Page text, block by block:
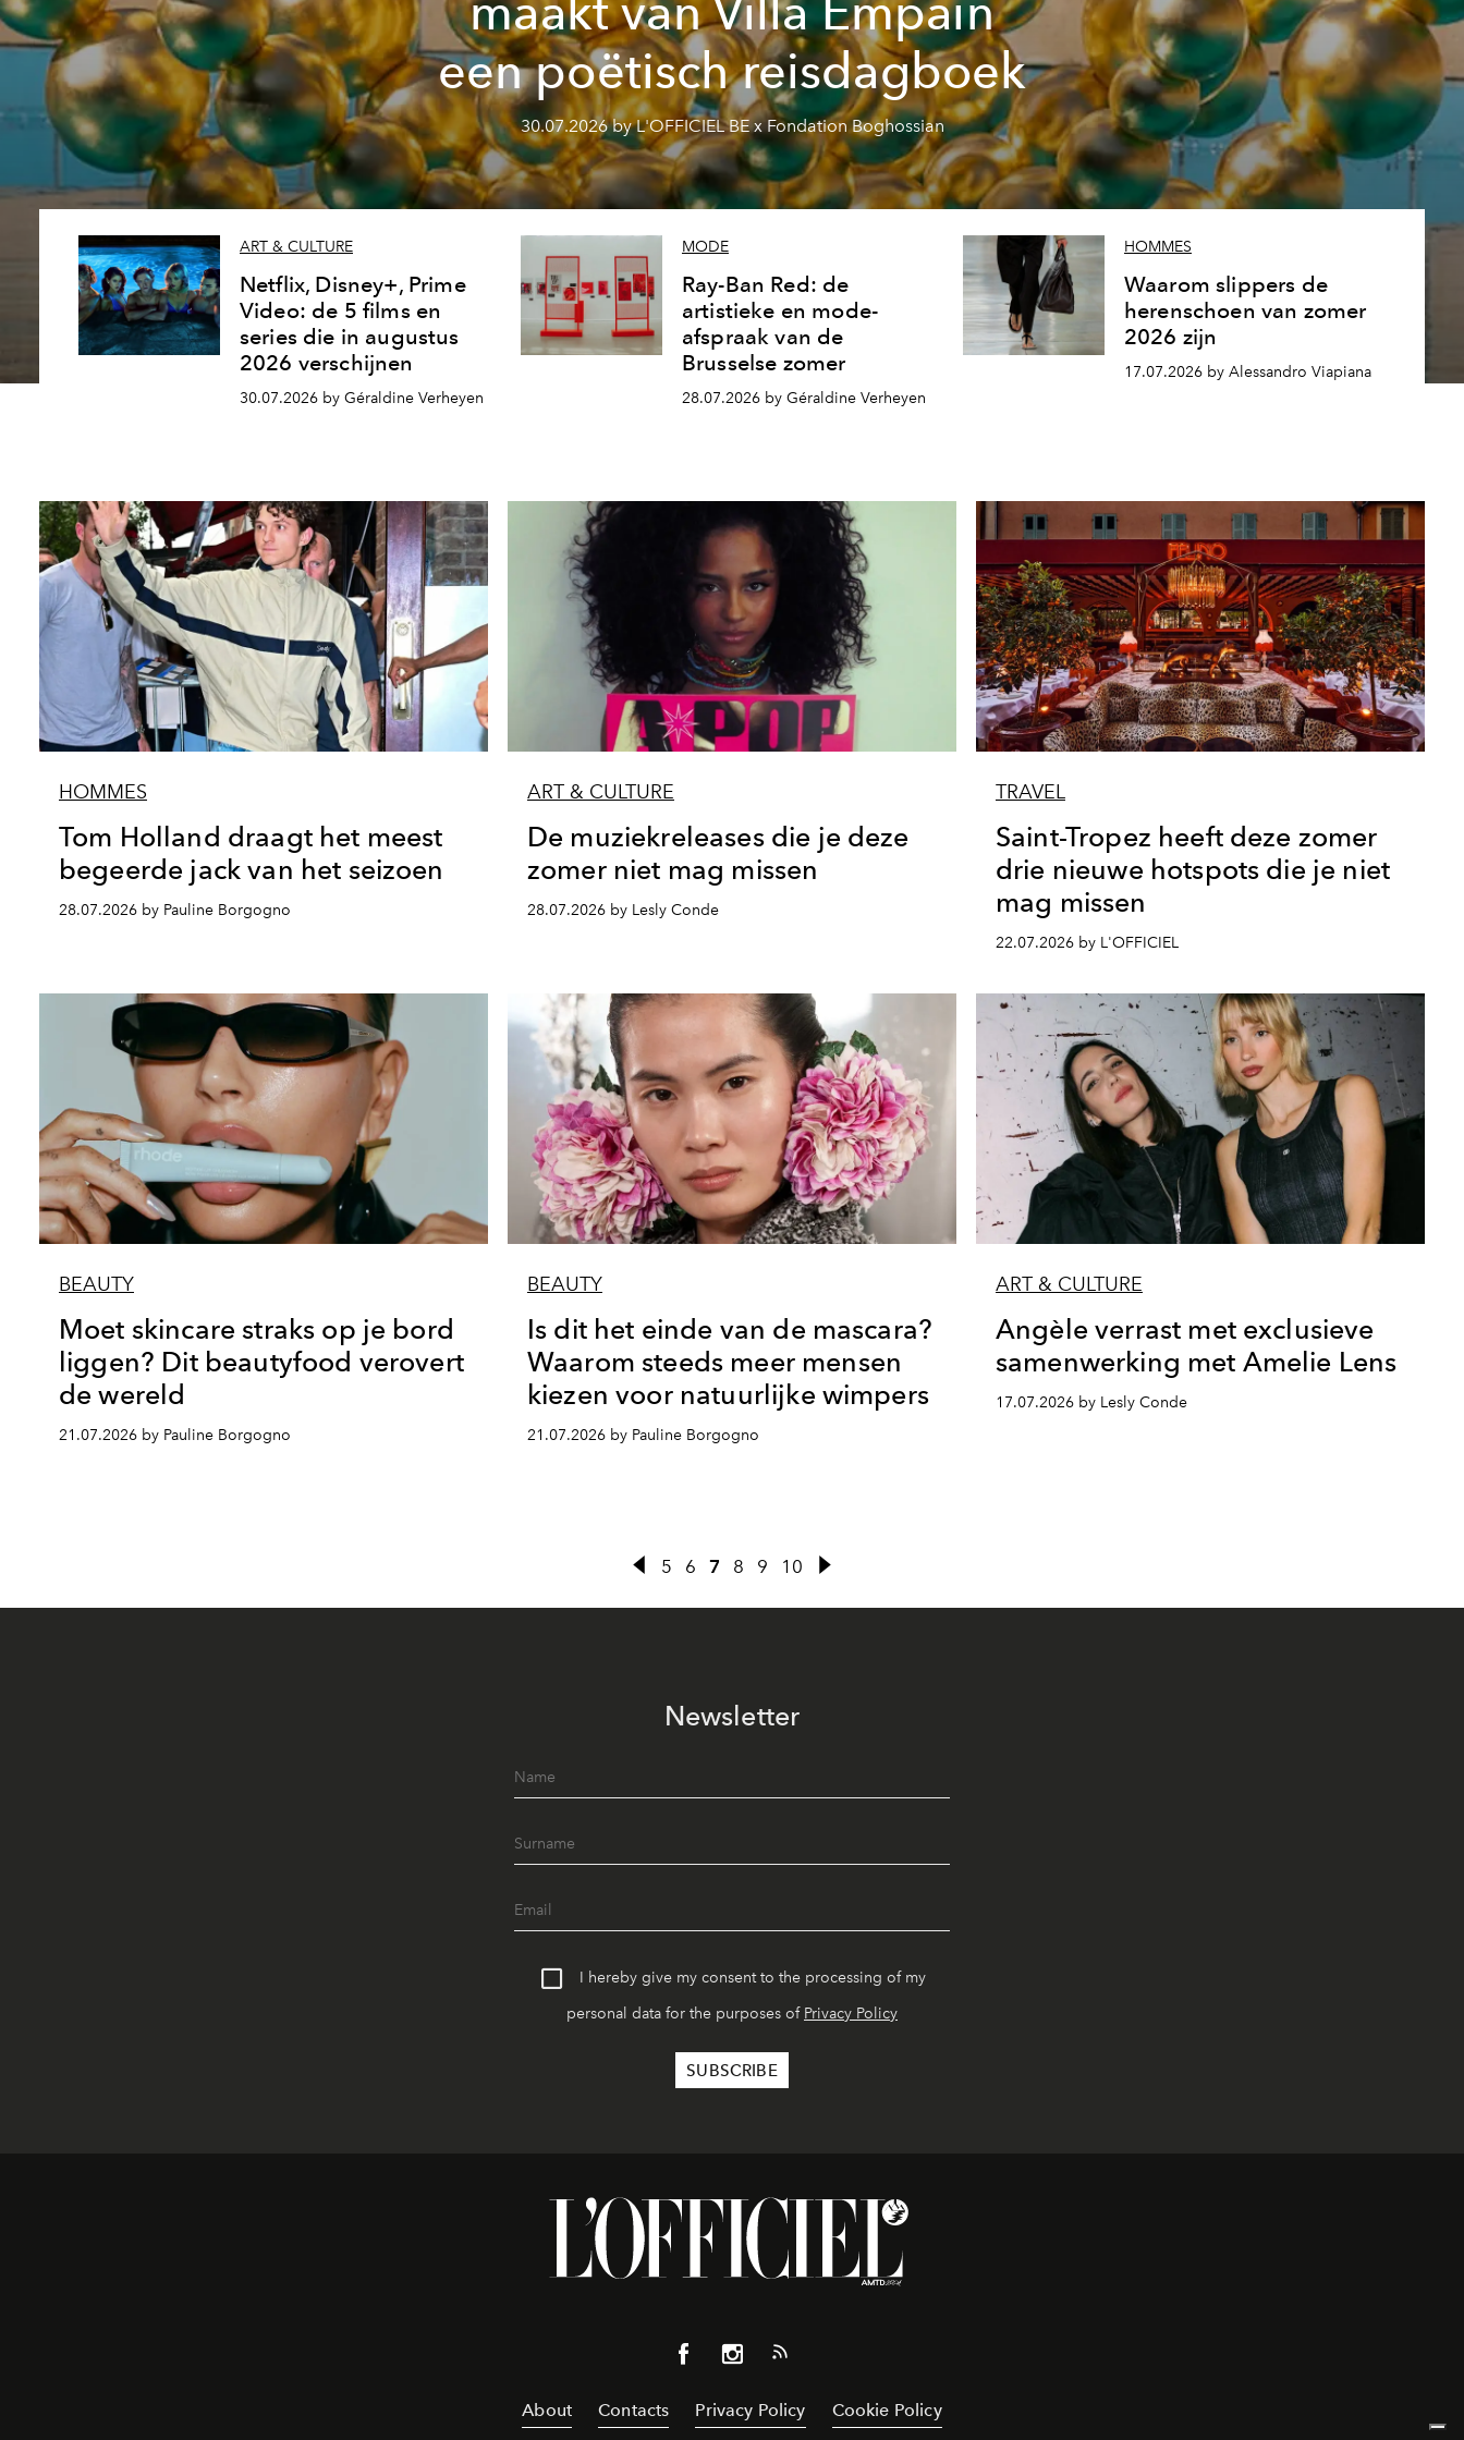
maakt van Villa Empain
een poëtisch reisdagboek
30.07.2026 by L'OFFICIEL BE x Fondation Boghossian
ART & CULTURE
Netflix, Disney+, Prime
Video: de 5 films en
series die in augustus
2026 verschijnen
30.07.2026 by Géraldine Verheyen
MODE
Ray-Ban Red: de
artistieke en mode-
afspraak van de
Brusselse zomer
28.07.2026 by Géraldine Verheyen
HOMMES
Waarom slippers de
herenschoen van zomer
2026 zijn
17.07.2026 by Alessandro Viapiana
HOMMES
Tom Holland draagt het meest
begeerde jack van het seizoen
28.07.2026 by Pauline Borgogno
ART & CULTURE
De muziekreleases die je deze
zomer niet mag missen
28.07.2026 by Lesly Conde
TRAVEL
Saint-Tropez heeft deze zomer
drie nieuwe hotspots die je niet
mag missen
22.07.2026 by L'OFFICIEL
BEAUTY
Moet skincare straks op je bord
liggen? Dit beautyfood verovert
de wereld
21.07.2026 by Pauline Borgogno
BEAUTY
Is dit het einde van de mascara?
Waarom steeds meer mensen
kiezen voor natuurlijke wimpers
21.07.2026 by Pauline Borgogno
ART & CULTURE
Angèle verrast met exclusieve
samenwerking met Amelie Lens
17.07.2026 by Lesly Conde
5 6 7 8 9 10
Newsletter
I hereby give my consent to the processing of my
personal data for the purposes of Privacy Policy
About Contacts Privacy Policy Cookie Policy